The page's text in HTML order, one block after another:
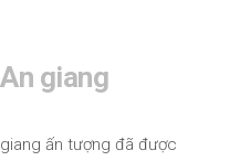
giang
ấn tượng đã được